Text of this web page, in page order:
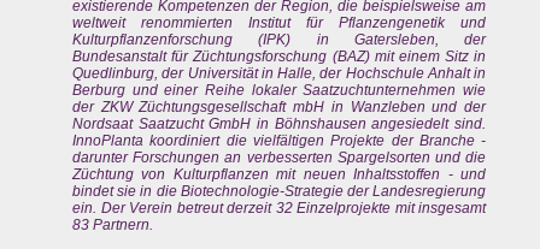
existierende Kompetenzen der Region, die beispielsweise am
weltweit renommierten Institut für Pflanzengenetik und
Kulturpflanzenforschung (IPK) in Gatersleben, der
Bundesanstalt für Züchtungsforschung (BAZ) mit einem Sitz in
Quedlinburg, der Universität in Halle, der Hochschule Anhalt in
Berburg und einer Reihe lokaler Saatzuchtunternehmen wie
der ZKW Züchtungsgesellschaft mbH in Wanzleben und der
Nordsaat Saatzucht GmbH in Böhnshausen angesiedelt sind.
InnoPlanta koordiniert die vielfältigen Projekte der Branche -
darunter Forschungen an verbesserten Spargelsorten und die
Züchtung von Kulturpflanzen mit neuen Inhaltsstoffen - und
bindet sie in die Biotechnologie-Strategie der Landesregierung
ein. Der Verein betreut derzeit 32 Einzelprojekte mit insgesamt
83 Partnern.